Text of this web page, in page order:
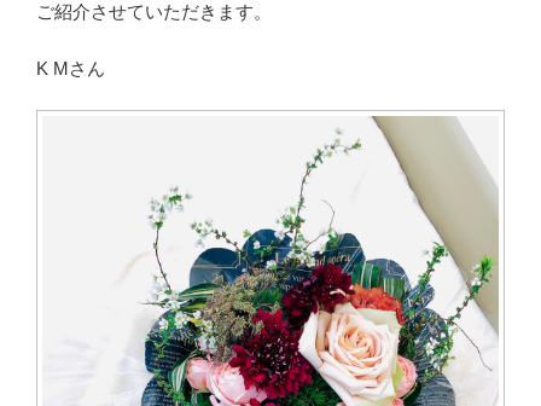
ご紹介させていただきます。
K Mさん